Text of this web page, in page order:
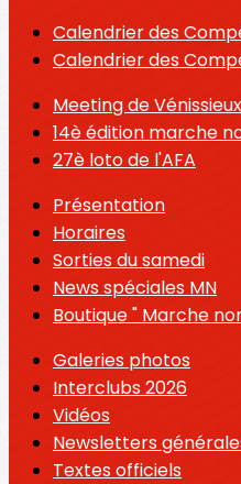
Calendrier des
Calendrier des
Meeting de
14è édition marche
27è loto de l'AFA
Présentation
Horaires
Sorties du samedi
News spéciales MN
Boutique " Marche
Galeries photos
Interclubs 2026
Vidéos
Newsletters
Textes officiels